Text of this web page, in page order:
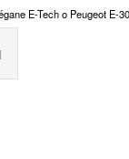
E-Tech o Peugeot E-